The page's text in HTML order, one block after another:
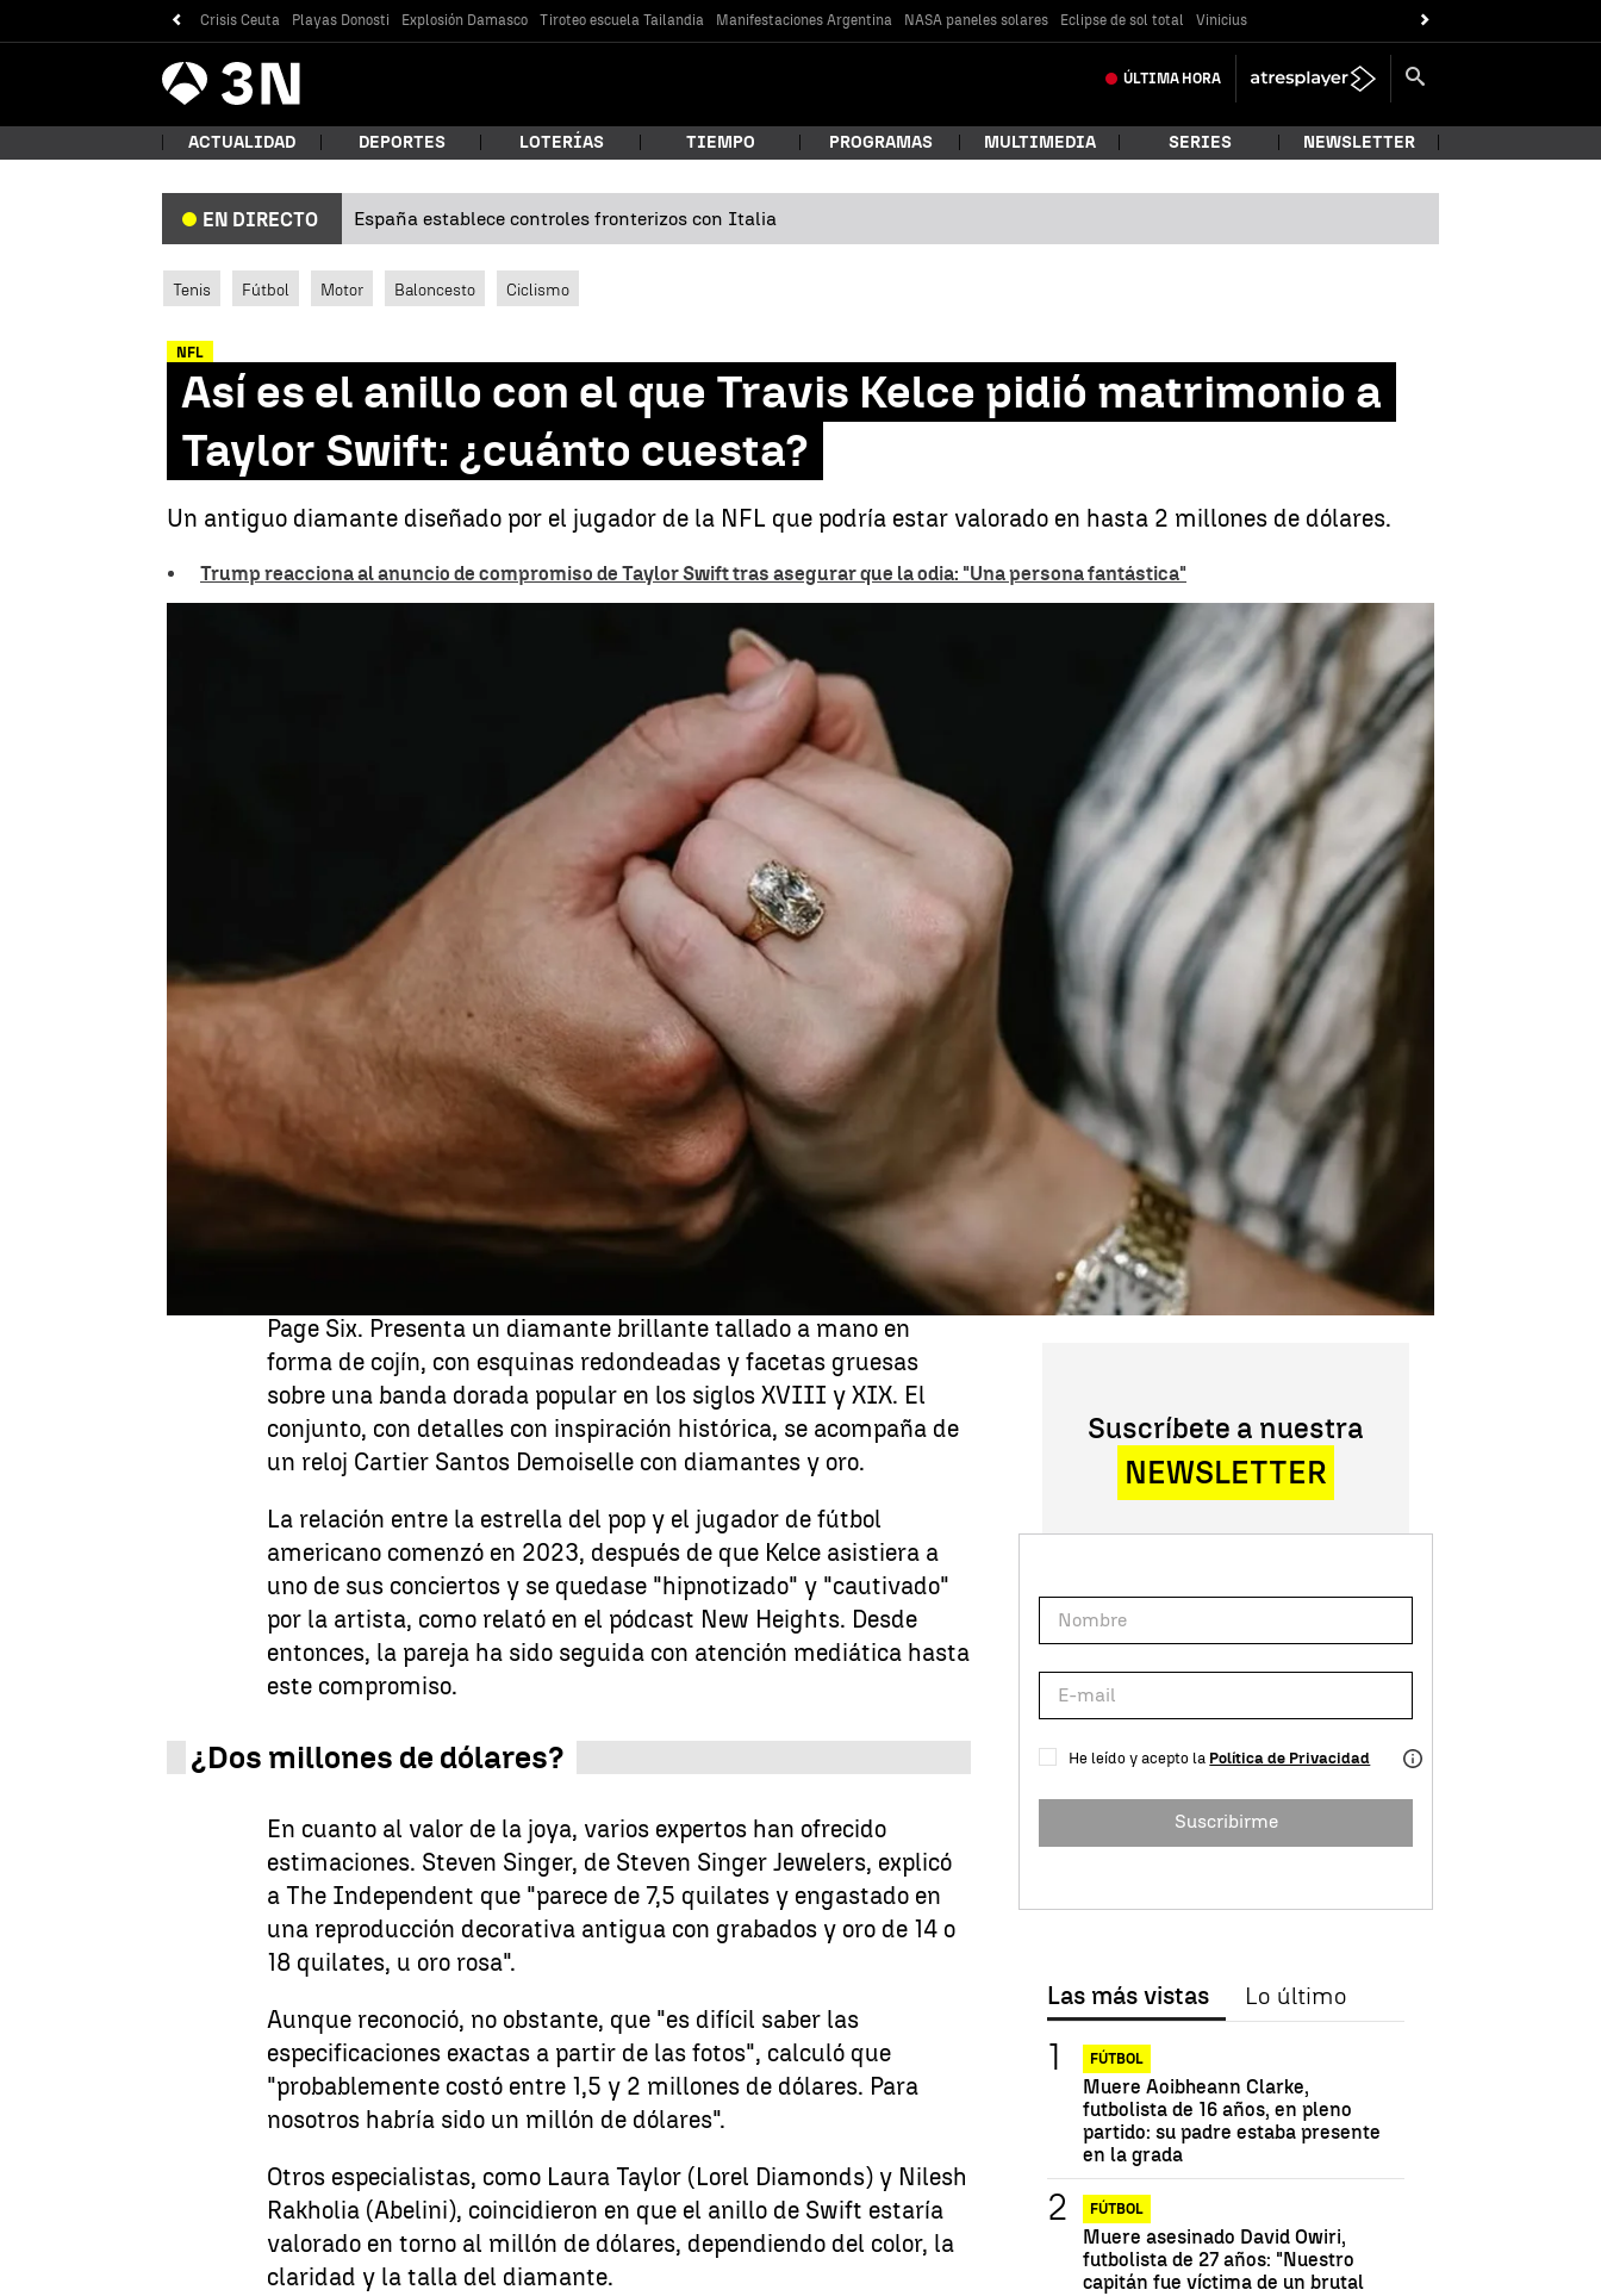
Crisis Ceuta Playas Donosti Explosión Damasco Tiroteo escuela Tailandia Manifestaciones Argentina NASA paneles solares Eclipse de sol total Vinicius
Antena
3 Noticias ÚLTIMA HORA
¿Qué estás buscando?
ACTUALIDAD DEPORTES LOTERÍAS TIEMPO PROGRAMAS MULTIMEDIA SERIES NEWSLETTER
EN DIRECTO España establece controles fronterizos con Italia
Tenis Fútbol Motor Baloncesto Ciclismo
NFL
Así es el anillo con el que Travis Kelce pidió matrimonio a
Taylor Swift: ¿cuánto cuesta?
Un antiguo diamante diseñado por el jugador de la NFL que podría estar valorado en hasta 2 millones de dólares.
Trump reacciona al anuncio de compromiso de Taylor Swift tras asegurar que la odia: "Una persona fantástica"
Así es el anillo de compromiso que Travis Kelce entregó a Taylor Swift |IG Taylor Swift
Luis F. Castillo
27 de agosto de 2025, 21:43 WhatsappFacebook
X
Taylor Swift y Travis Kelceconfirmaron este martes su
compromiso con una publicación conjunta en Instagram en la
que compartieron varias imágenes de la pedida... incluido un
primer plano del anillo.
La pieza fue diseñada por Kindred Lubeck de Artifez Fine Jewelry
junto al propio Kelce, según ha detallado la revista especializada
Page Six. Presenta un diamante brillante tallado a mano en
forma de cojín, con esquinas redondeadas y facetas gruesas
sobre una banda dorada popular en los siglos XVIII y XIX. El
conjunto, con detalles con inspiración histórica, se acompaña de
un reloj Cartier Santos Demoiselle con diamantes y oro.
La relación entre la estrella del pop y el jugador de fútbol
americano comenzó en 2023, después de que Kelce asistiera a
uno de sus conciertos y se quedase "hipnotizado" y "cautivado"
por la artista, como relató en el pódcast New Heights. Desde
entonces, la pareja ha sido seguida con atención mediática hasta
este compromiso.
¿Dos millones de dólares?
En cuanto al valor de la joya, varios expertos han ofrecido
estimaciones. Steven Singer, de Steven Singer Jewelers, explicó
a The Independent que "parece de 7,5 quilates y engastado en
una reproducción decorativa antigua con grabados y oro de 14 o
18 quilates, u oro rosa".
Aunque reconoció, no obstante, que "es difícil saber las
especificaciones exactas a partir de las fotos", calculó que
"probablemente costó entre 1,5 y 2 millones de dólares. Para
nosotros habría sido un millón de dólares".
Otros especialistas, como Laura Taylor (Lorel Diamonds) y Nilesh
Rakholia (Abelini), coincidieron en que el anillo de Swift estaría
valorado en torno al millón de dólares, dependiendo del color, la
claridad y la talla del diamante.
Suscríbete a nuestra
NEWSLETTER
He leído y acepto la Política de Privacidad
Suscribirme
Las más vistas Lo último
FÚTBOL
Muere Aoibheann Clarke,
futbolista de 16 años, en pleno
partido: su padre estaba presente
en la grada
FÚTBOL
Muere asesinado David Owiri,
futbolista de 27 años: "Nuestro
capitán fue víctima de un brutal